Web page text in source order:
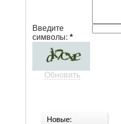
Введите
символы:*
Обновить
Новые: